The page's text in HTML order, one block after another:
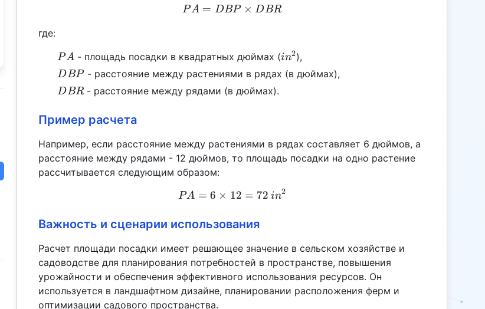
PA = DBP \times DBR
PA = DBP × DBR
где:
PA
PA - площадь посадки в квадратных дюймах (in^2
in2),
DBP
DBP- расстояние между растениями в рядах (в дюймах),
DBR
DBR- расстояние между рядами (в дюймах).
Пример расчета
Например, если расстояние между растениями в рядах составляет 6 дюймов, а
расстояние между рядами - 12 дюймов, то площадь посадки на одно растение
рассчитывается следующим образом:
PA = 6 \times 12 = 72 \, in^2
PA = 6 × 12 = 72 in2
Важность и сценарии использования
Расчет площади посадки имеет решающее значение в сельском хозяйстве и
садоводстве для планирования потребностей в пространстве, повышения
урожайности и обеспечения эффективного использования ресурсов. Он
используется в ландшафтном дизайне, планировании расположения ферм и
оптимизации садового пространства.